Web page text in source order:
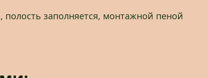
заполняется, монтажной пеной